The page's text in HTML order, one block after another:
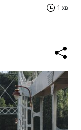
1 хв